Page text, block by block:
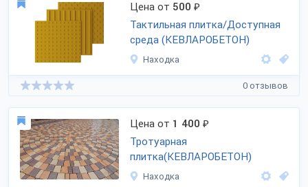
Цена от 500 ₽
Тактильная плитка/Доступная
среда (КЕВЛАРОБЕТОН)
Находка
0 отзывов
Цена от 1 400 ₽
Тротуарная
плитка(КЕВЛАРОБЕТОН)
Находка